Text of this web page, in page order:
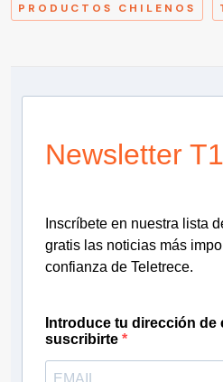
PRODUCTOS CHILENOS
Newsletter
Inscríbete en nuestra lista
gratis las noticias más
confianza de Teletrece.
Introduce tu dirección de
suscribirte